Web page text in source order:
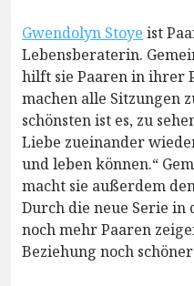
Gwendolyn Stoye ist
Lebensberaterin.
hilft sie Paaren in ihrer
machen alle Sitzungen
schönsten ist es, zu
Liebe zueinander
und leben können.“
macht sie außerdem
Durch die neue Serie in
noch mehr Paaren
Beziehung noch